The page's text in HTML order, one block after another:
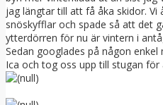
jag längtar till att få åka skidor. Vi
snöskyfflar och spade så att det
ytterdörren för nu är vintern i
Sedan googlades på någon
Ica och tog oss upp till stugan